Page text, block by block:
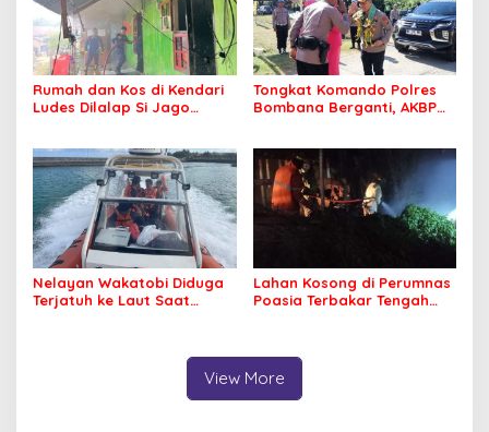
Rumah dan Kos di Kendari
Ludes Dilalap Si Jago
Tongkat Komando Polres
Bombana Berganti, AKBP
Nelayan Wakatobi Diduga
Terjatuh ke Laut Saat
Lahan Kosong di Perumnas
Poasia Terbakar Tengah
View More